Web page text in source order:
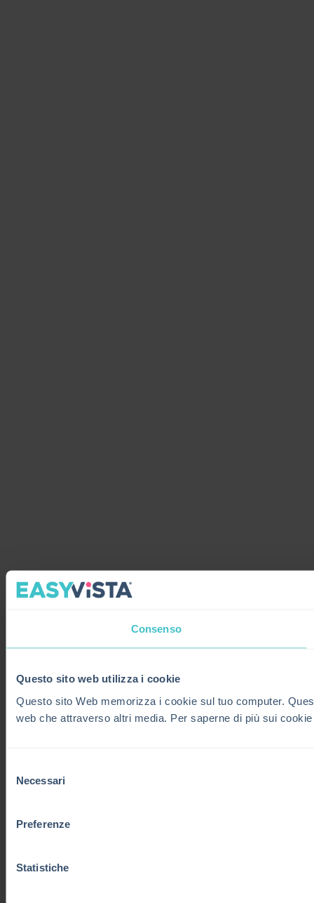
Consenso
Questo sito web utilizza i cookie
Questo sito Web memorizza i cookie sul tuo computer.
web che attraverso altri media. Per saperne di più sui
delNecessari
Preferenze
Statistiche